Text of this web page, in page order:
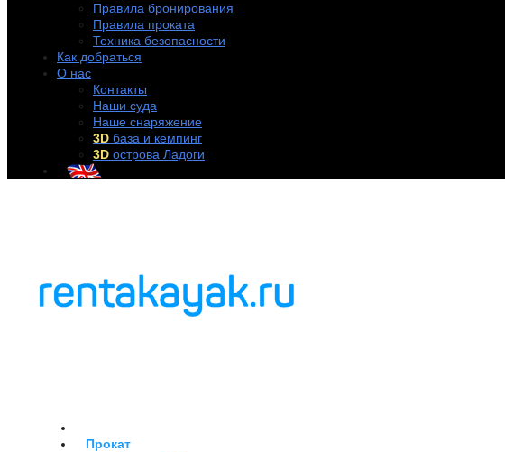
Правила бронирования
Правила проката
Техника безопасности
Как добраться
О нас
Контакты
Наши суда
Наше снаряжение
3D база и кемпинг
3D острова Ладоги
Прокат